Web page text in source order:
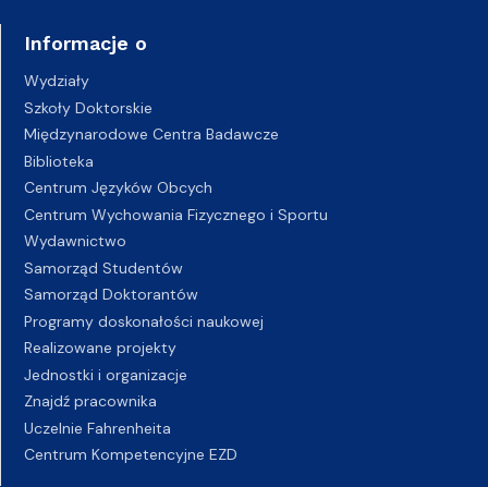
Informacje o
Wydziały
Szkoły Doktorskie
Międzynarodowe Centra Badawcze
Biblioteka
Centrum Języków Obcych
Centrum Wychowania Fizycznego i Sportu
Wydawnictwo
Samorząd Studentów
Samorząd Doktorantów
Programy doskonałości naukowej
Realizowane projekty
Jednostki i organizacje
Znajdź pracownika
Uczelnie Fahrenheita
Centrum Kompetencyjne EZD